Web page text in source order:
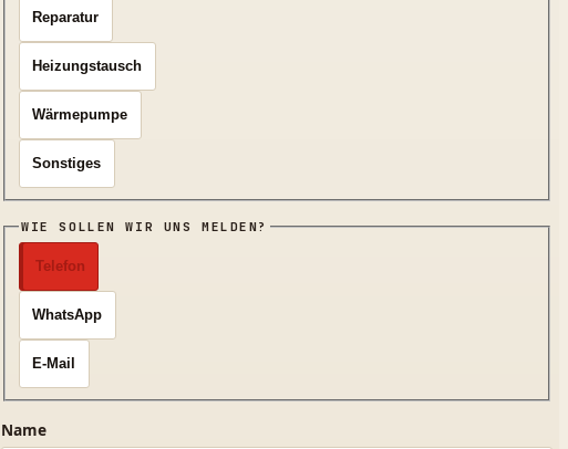
Reparatur
Heizungstausch
Wärmepumpe
Sonstiges
WIE SOLLEN WIR UNS MELDEN?
Telefon
WhatsApp
E-Mail
Name